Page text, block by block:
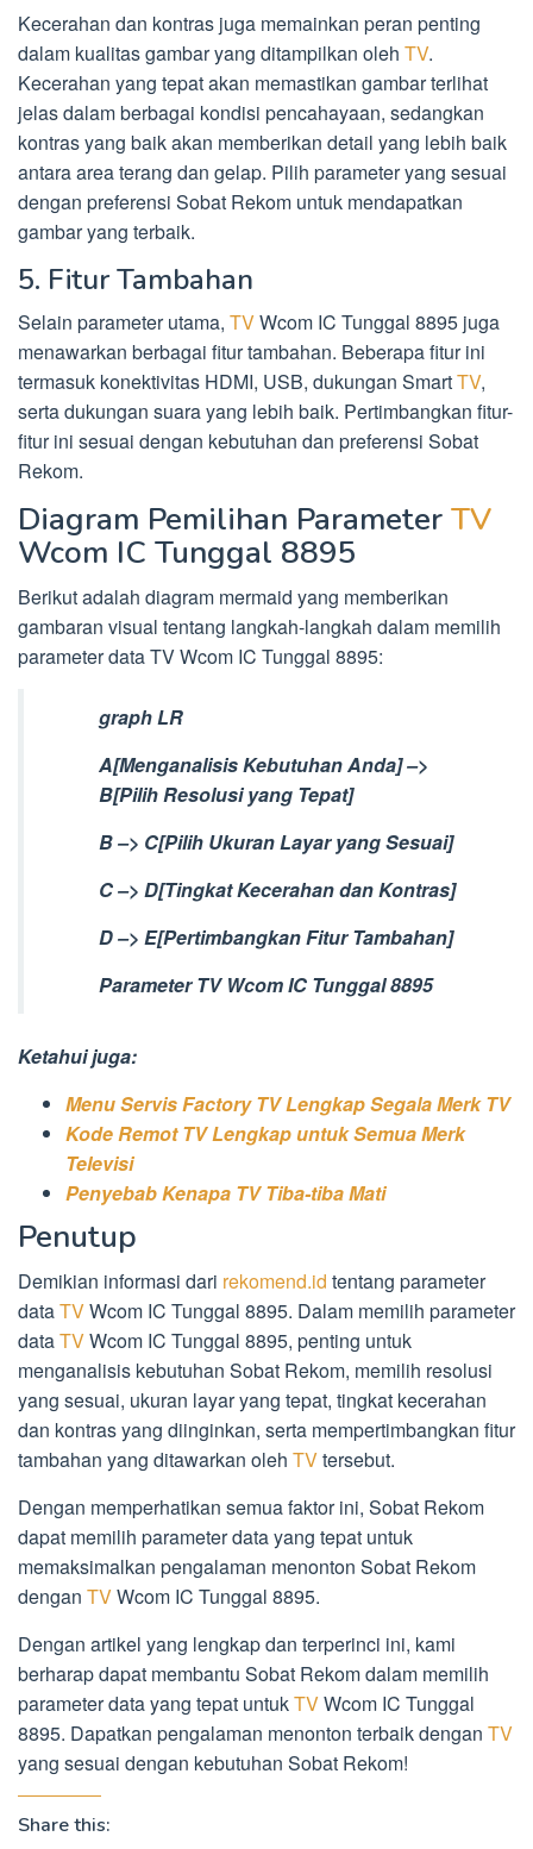
Kecerahan dan kontras juga memainkan peran penting
dalam kualitas gambar yang ditampilkan oleh TV.
Kecerahan yang tepat akan memastikan gambar terlihat
jelas dalam berbagai kondisi pencahayaan, sedangkan
kontras yang baik akan memberikan detail yang lebih baik
antara area terang dan gelap. Pilih parameter yang sesuai
dengan preferensi Sobat Rekom untuk mendapatkan
gambar yang terbaik.
5. Fitur Tambahan
Selain parameter utama, TVWcom IC Tunggal 8895 juga
menawarkan berbagai fitur tambahan. Beberapa fitur ini
termasuk konektivitas HDMI, USB, dukungan SmartTV,
serta dukungan suara yang lebih baik. Pertimbangkan fitur-
fitur ini sesuai dengan kebutuhan dan preferensi Sobat
Rekom.
Diagram Pemilihan Parameter TV
Wcom IC Tunggal 8895
Berikut adalah diagram mermaid yang memberikan
gambaran visual tentang langkah-langkah dalam memilih
parameter data TV Wcom IC Tunggal 8895:
graph LR
A[Menganalisis Kebutuhan Anda] –>
B[Pilih Resolusi yang Tepat]
B –> C[Pilih Ukuran Layar yang Sesuai]
C –> D[Tingkat Kecerahan dan Kontras]
D –> E[Pertimbangkan Fitur Tambahan]
Parameter TV Wcom IC Tunggal 8895
Ketahui juga:
Menu Servis Factory TV Lengkap Segala Merk TV
Kode Remot TV Lengkap untuk Semua Merk
Televisi
Penyebab Kenapa TV Tiba-tiba Mati
Penutup
Demikian informasi dari rekomend.id tentang parameter
dataTVWcom IC Tunggal 8895. Dalam memilih parameter
dataTVWcom IC Tunggal 8895, penting untuk
menganalisis kebutuhan Sobat Rekom, memilih resolusi
yang sesuai, ukuran layar yang tepat, tingkat kecerahan
dan kontras yang diinginkan, serta mempertimbangkan fitur
tambahan yang ditawarkan oleh TVtersebut.
Dengan memperhatikan semua faktor ini, Sobat Rekom
dapat memilih parameter data yang tepat untuk
memaksimalkan pengalaman menonton Sobat Rekom
dengan TVWcom IC Tunggal 8895.
Dengan artikel yang lengkap dan terperinci ini, kami
berharap dapat membantu Sobat Rekom dalam memilih
parameter data yang tepat untukTVWcom IC Tunggal
8895. Dapatkan pengalaman menonton terbaik dengan TV
yang sesuai dengan kebutuhan Sobat Rekom!
Share this: